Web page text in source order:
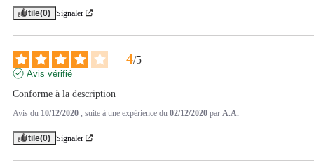
Utile(0) Signaler
4/5
Avis vérifié
Conforme à la description
Avis du 10/12/2020 , suite à une expérience du 02/12/2020 par A.A.
Utile(0) Signaler